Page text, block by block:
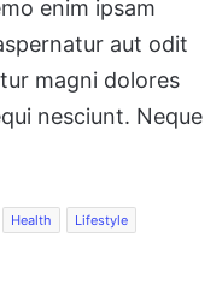
enim ipsam
aut odit
magni dolores
nesciunt. Neque
Health
Lifestyle